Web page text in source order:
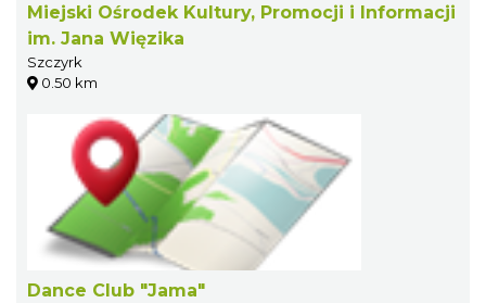
Miejski Ośrodek Kultury, Promocji i Informacji
im. Jana Więzika
Szczyrk
0.50 km
Dance Club "Jama"